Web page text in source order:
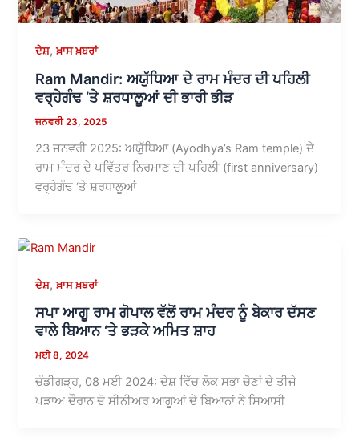
ਦੇਸ਼,ਖ਼ਾਸ ਖ਼ਬਰਾਂ
Ram Mandir: ਅਯੁੱਧਿਆ ਦੇ ਰਾਮ ਮੰਦਰ ਦੀ ਪਹਿਲੀ
ਵਰ੍ਹੇਗੰਢ ‘ਤੇ ਸ਼ਰਧਾਲੂਆਂ ਦੀ ਭਾਰੀ ਭੀੜ
ਜਨਵਰੀ 23, 2025
23 ਜਨਵਰੀ 2025: ਅਯੁੱਧਿਆ (Ayodhya’s Ram temple) ਦੇ
ਰਾਮ ਮੰਦਰ ਦੇ ਪਵਿੱਤਰ ਨਿਰਮਾਣ ਦੀ ਪਹਿਲੀ (first anniversary)
ਵਰ੍ਹੇਗੰਢ ‘ਤੇ ਸ਼ਰਧਾਲੂਆਂ
ਦੇਸ਼,ਖ਼ਾਸ ਖ਼ਬਰਾਂ
ਸਪਾ ਆਗੂ ਰਾਮ ਗੋਪਾਲ ਵੱਲੋਂ ਰਾਮ ਮੰਦਰ ਨੂੰ ਬੇਕਾਰ ਦੱਸਣ
ਵਾਲੇ ਬਿਆਨ ‘ਤੇ ਭੜਕੇ ਅਮਿਤ ਸ਼ਾਹ
ਮਈ 8, 2024
ਚੰਡੀਗੜ੍ਹ, 08 ਮਈ 2024: ਦੇਸ਼ ਵਿੱਚ ਲੋਕ ਸਭਾ ਚੋਣਾਂ ਦੇ ਤੀਜੇ
ਪੜਾਅ ਦੌਰਾਨ ਦੋ ਸੀਨੀਅਰ ਆਗੂਆਂ ਦੇ ਬਿਆਨਾਂ ਨੇ ਸਿਆਸੀ